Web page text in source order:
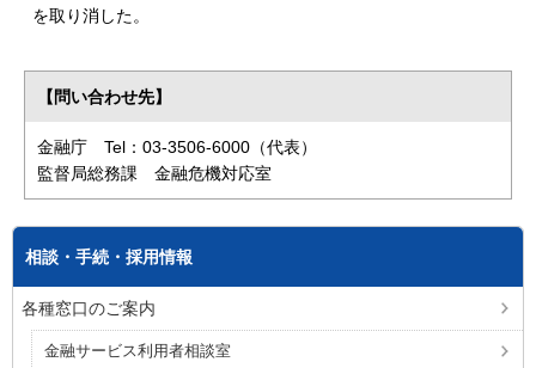
を取り消した。
【問い合わせ先】
金融庁 Tel：03-3506-6000（代表）
監督局総務課 金融危機対応室
相談・手続・採用情報
各種窓口のご案内
金融サービス利用者相談室